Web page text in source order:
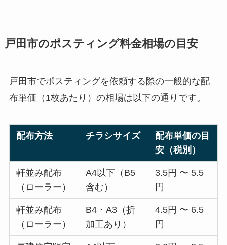
戸田市のポスティング料金相場の目安
戸田市でポスティングを依頼する際の一般的な配
布単価（1枚あたり）の相場は以下の通りです。
配布方法 チラシサイズ
配布単価の目
安（税別）
軒並み配布
（ローラー）
A4以下（B5
含む）
3.5円 〜 5.5
円
軒並み配布
（ローラー）
B4・A3（折
加工あり）
4.5円 〜 6.5
円